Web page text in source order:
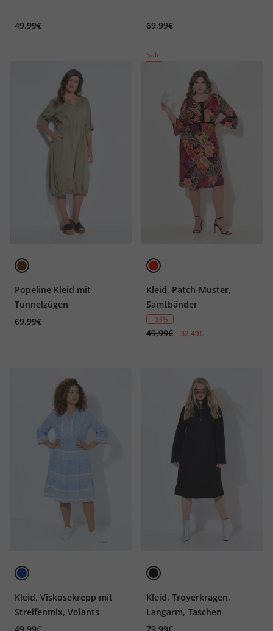
49,99€ 69,99€
Popeline Kleid mit
Tunnelzügen
69,99€
Sale
Kleid, Patch-Muster,
Samtbänder
- 35%
49,99€ 32,49€
Kleid, Viskosekrepp mit
Streifenmix, Volants
Kleid, Troyerkragen,
Langarm, Taschen